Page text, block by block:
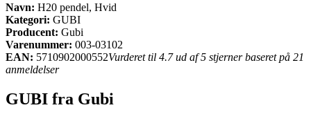
Navn: H20 pendel, Hvid
Kategori: GUBI
Producent: Gubi
Varenummer: 003-03102
EAN: 5710902000552Vurderet til 4.7 ud af 5 stjerner baseret på 21
anmeldelser
GUBI fra Gubi